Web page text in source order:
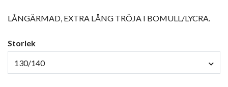
LÅNGÄRMAD, EXTRA LÅNG TRÖJA I BOMULL/LYCRA.
Storlek
130/140